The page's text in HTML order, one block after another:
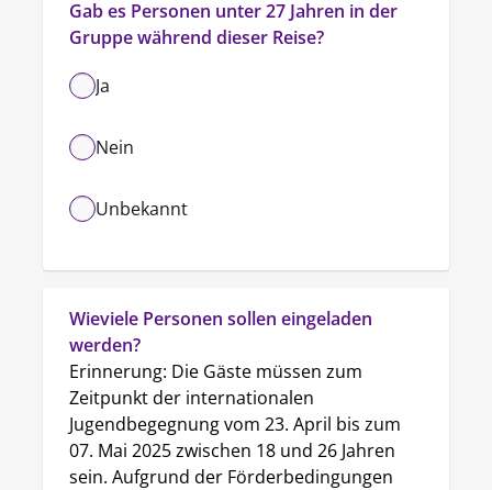
Gab es Personen unter 27 Jahren in der
Gruppe während dieser Reise?
Ja
Nein
Unbekannt
Wieviele Personen sollen eingeladen
werden?
Erinnerung: Die Gäste müssen zum
Zeitpunkt der internationalen
Jugendbegegnung vom 23. April bis zum
07. Mai 2025 zwischen 18 und 26 Jahren
sein. Aufgrund der Förderbedingungen